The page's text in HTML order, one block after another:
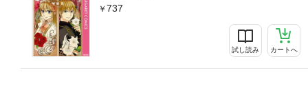
737
試し読み カートへ